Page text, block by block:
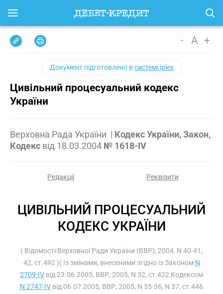
- A +
Документ підготовлено всистемі iplex
Цивільний процесуальний кодекс
України
Верховна Рада України | Кодекс України, Закон,
Кодекс від 18.03.2004 № 1618-IV
Редакції Реквізити
ЦИВІЛЬНИЙ ПРОЦЕСУАЛЬНИЙ
КОДЕКС УКРАЇНИ
( Відомості Верховної Ради України (ВВР), 2004, N 40-41,
42, ст.492 )( Із змінами, внесеними згідно із Законом N
2709-IV від 23.06.2005, ВВР, 2005, N 32, ст.422 Кодексом
N 2747-IV від 06.07.2005, ВВР, 2005, N 35-36, N 37, ст.446